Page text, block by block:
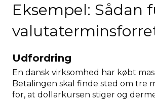
Eksempel: Sådan
Udfordring
En dansk virksomhed har købt
Betalingen skal finde sted om tre
for, at dollarkursen stiger og